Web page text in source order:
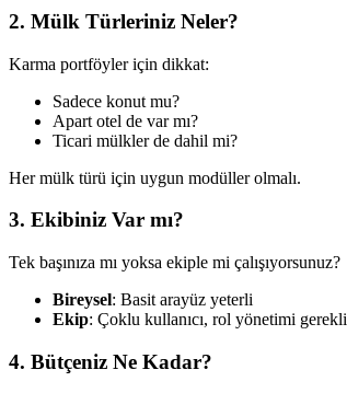
2. Mülk Türleriniz Neler?
Karma portföyler için dikkat:
Sadece konut mu?
Apart otel de var mı?
Ticari mülkler de dahil mi?
Her mülk türü için uygun modüller olmalı.
3. Ekibiniz Var mı?
Tek başınıza mı yoksa ekiple mi çalışıyorsunuz?
Bireysel: Basit arayüz yeterli
Ekip: Çoklu kullanıcı, rol yönetimi gerekli
4. Bütçeniz Ne Kadar?